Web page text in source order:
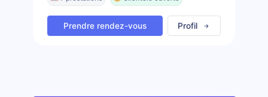
Prendre rendez-vous Profil